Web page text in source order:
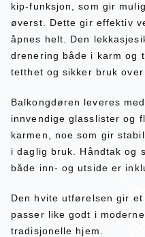
kip-funksjon, som gir
øverst. Dette gir effektiv
åpnes helt. Den
drenering både i karm og
tetthet og sikker bruk over
Balkongdøren leveres
innvendige glasslister og
karmen, noe som gir
i daglig bruk. Håndtak og
både inn- og utside er
Den hvite utførelsen gir
passer like godt i
tradisjonelle hjem.